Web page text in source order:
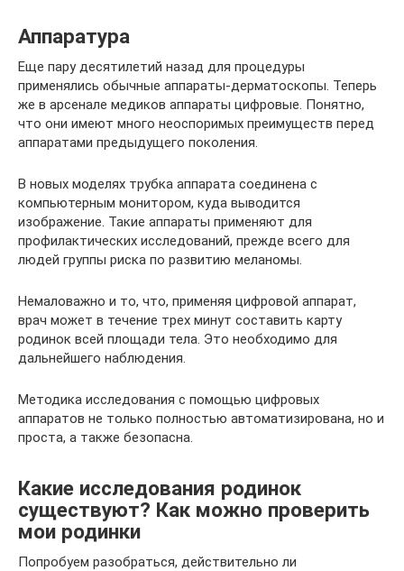
Аппаратура
Еще пару десятилетий назад для процедуры
применялись обычные аппараты-дерматоскопы. Теперь
же в арсенале медиков аппараты цифровые. Понятно,
что они имеют много неоспоримых преимуществ перед
аппаратами предыдущего поколения.
В новых моделях трубка аппарата соединена с
компьютерным монитором, куда выводится
изображение. Такие аппараты применяют для
профилактических исследований, прежде всего для
людей группы риска по развитию меланомы.
Немаловажно и то, что, применяя цифровой аппарат,
врач может в течение трех минут составить карту
родинок всей площади тела. Это необходимо для
дальнейшего наблюдения.
Методика исследования с помощью цифровых
аппаратов не только полностью автоматизирована, но и
проста, а также безопасна.
Какие исследования родинок
существуют? Как можно проверить
мои родинки
Попробуем разобраться, действительно ли